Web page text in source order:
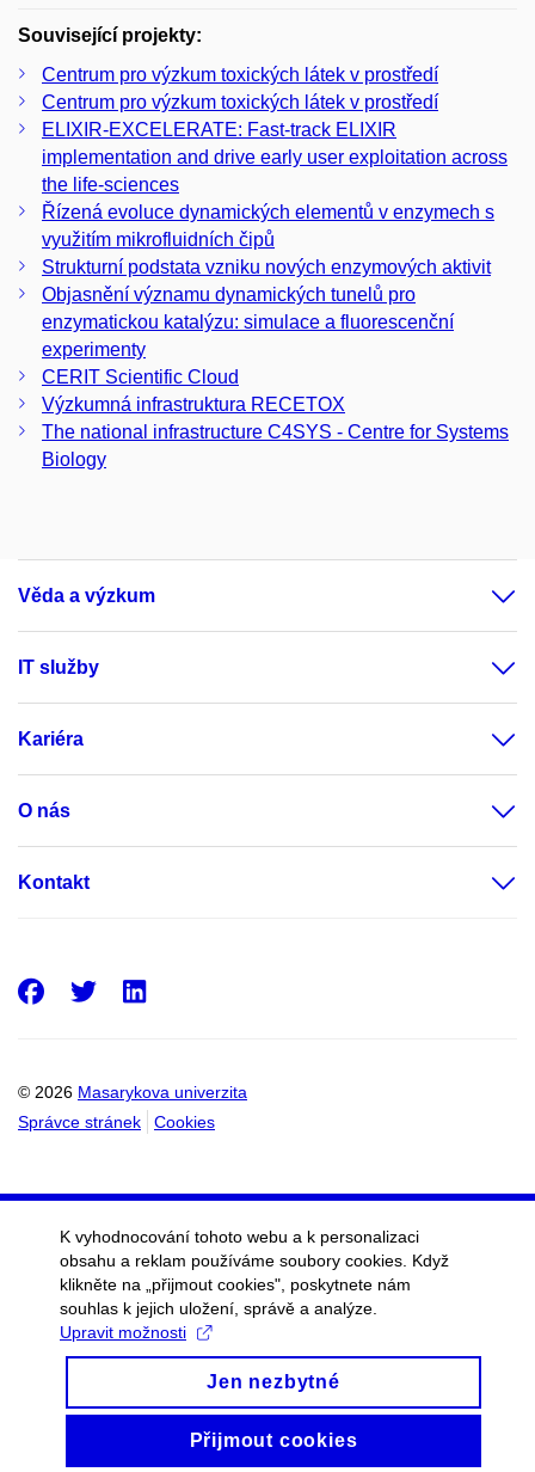
Související projekty:
Centrum pro výzkum toxických látek v prostředí
Centrum pro výzkum toxických látek v prostředí
ELIXIR-EXCELERATE: Fast-track ELIXIR
implementation and drive early user exploitation across
the life-sciences
Řízená evoluce dynamických elementů v enzymech s
využitím mikrofluidních čipů
Strukturní podstata vzniku nových enzymových aktivit
Objasnění významu dynamických tunelů pro
enzymatickou katalýzu: simulace a fluorescenční
experimenty
CERIT Scientific Cloud
Výzkumná infrastruktura RECETOX
The national infrastructure C4SYS - Centre for Systems
Biology
Věda a výzkum
IT služby
Kariéra
O nás
Kontakt
© 2026 Masarykova univerzita
Správce stránek
Cookies
Facebook
Twitter
K vyhodnocování tohoto webu a k personalizaci
obsahu a reklam používáme soubory cookies. Když
klikněte na „přijmout cookies", poskytnete nám
souhlas k jejich uložení, správě a analýze.
Upravit možnosti
Jen nezbytné
Přijmout cookies